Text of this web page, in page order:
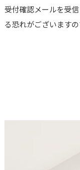
受付確認メールを受
る恐れがございますの